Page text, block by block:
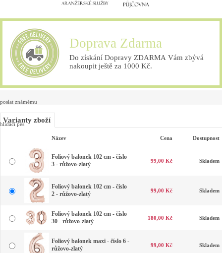
Doprava Zdarma
Do získání Dopravy ZDARMA Vám zbývá
nakoupit ještě za 1000 Kč.
poslat známému
hlídací pes
Varianty zboží
Název Cena Dostupnost
Foliový balonek 102 cm - číslo
3 - růžovo-zlatý
99,00 Kč Skladem
Foliový balonek 102 cm - číslo
2 - růžovo-zlatý
99,00 Kč Skladem
Foliový balonek 102 cm - číslo
30 - růžovo-zlatý
180,00 Kč Skladem
Foliový balonek maxi - číslo 6 -
růžovo-zlatý
99,00 Kč Skladem